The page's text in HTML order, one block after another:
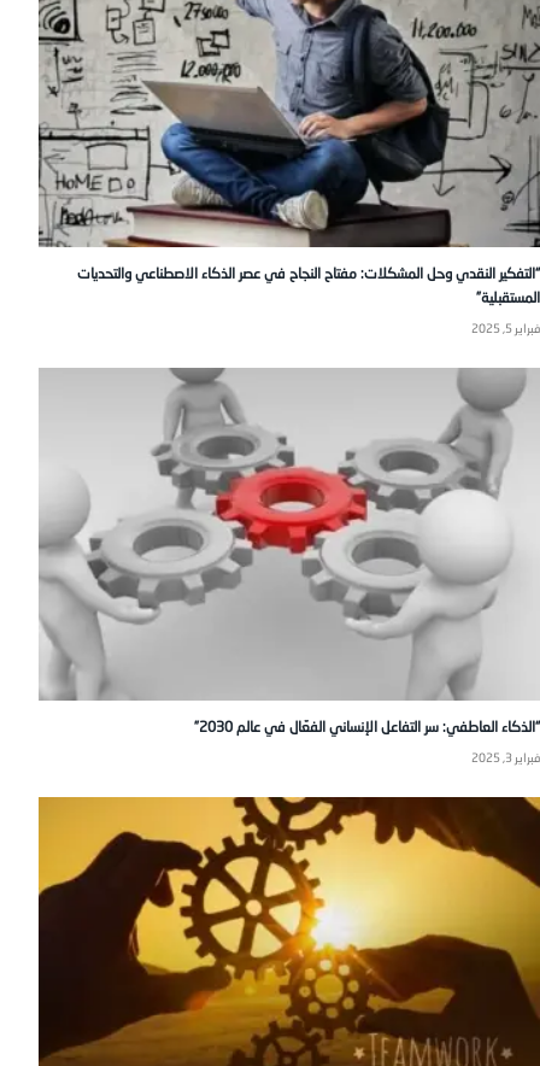
“التفكير النقدي وحل المشكلات: مفتاح النجاح في عصر الذكاء الاصطناعي والتحديات
المستقبلية”
فبراير 5, 2025
“الذكاء العاطفي: سر التفاعل الإنساني الفعّال في عالم 2030”
فبراير 3, 2025